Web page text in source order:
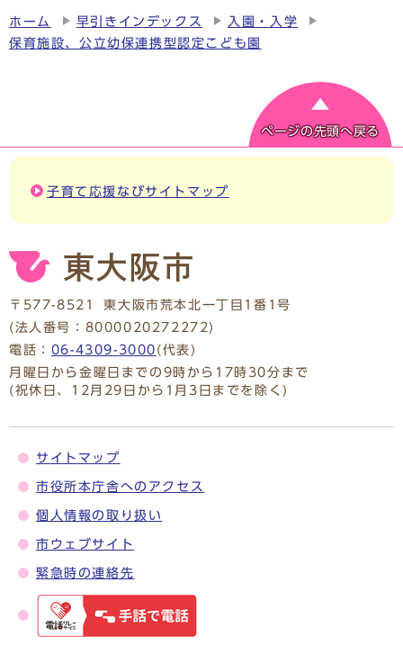
ホーム 早引きインデックス
入園・入学
保育施設、公立幼保連携型認定こども園
ページの先頭へ戻る
子育て応援なびサイトマップ
〒577-8521
東大阪市荒本北一丁目1番1号
(法人番号：8000020272272)
電話： 06-4309-3000 (代表)
月曜日から金曜日までの9時から17時30分まで
(祝休日、12月29日から1月3日までを除く)
サイトマップ
市役所本庁舎へのアクセス
個人情報の取り扱い
市ウェブサイト
緊急時の連絡先